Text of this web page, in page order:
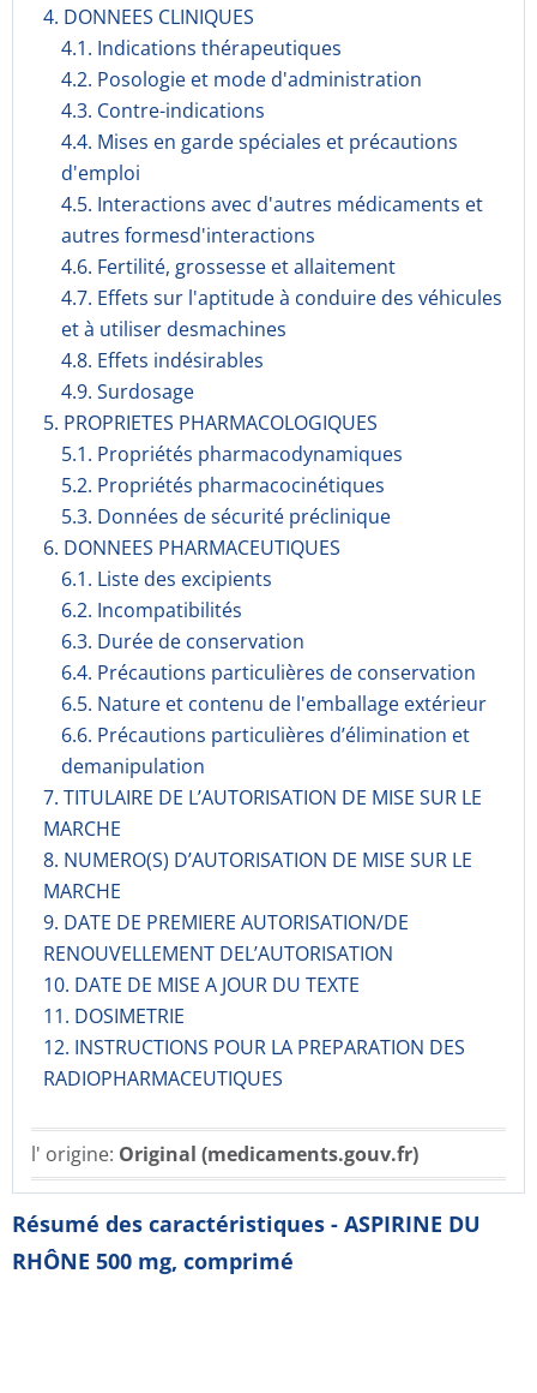
4. DONNEES CLINIQUES
4.1. Indications thérapeutiques
4.2. Posologie et mode d'administration
4.3. Contre-indications
4.4. Mises en garde spéciales et précautions
d'emploi
4.5. Interactions avec d'autres médicaments et
autres formesd'interactions
4.6. Fertilité, grossesse et allaitement
4.7. Effets sur l'aptitude à conduire des véhicules
et à utiliser desmachines
4.8. Effets indésirables
4.9. Surdosage
5. PROPRIETES PHARMACOLOGIQUES
5.1. Propriétés pharmacodynami­ques
5.2. Propriétés pharmacocinéti­ques
5.3. Données de sécurité préclinique
6. DONNEES PHARMACEUTIQUES
6.1. Liste des excipients
6.2. Incompati­bilités
6.3. Durée de conservation
6.4. Précautions particulières de conservation
6.5. Nature et contenu de l'emballage extérieur
6.6. Précautions particulières d’élimination et
demanipulation
7. TITULAIRE DE L’AUTORISATION DE MISE SUR LE
MARCHE
8. NUMERO(S) D’AUTORISATION DE MISE SUR LE
MARCHE
9. DATE DE PREMIERE AUTORISATION/DE
RENOUVELLEMENT DEL’AUTORISATION
10. DATE DE MISE A JOUR DU TEXTE
11. DOSIMETRIE
12. INSTRUCTIONS POUR LA PREPARATION DES
RADIOPHARMACE­UTIQUES
l' origine: Original (medicaments.gouv.fr)
Résumé des caractéristiques - ASPIRINE DU
RHÔNE 500 mg, comprimé